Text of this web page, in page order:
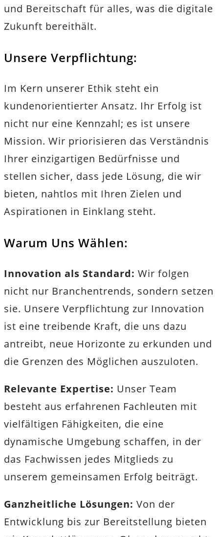
und Bereitschaft für alles, was die digitale
Zukunft bereithält.
Unsere Verpflichtung:
Im Kern unserer Ethik steht ein
kundenorientierter Ansatz. Ihr Erfolg ist
nicht nur eine Kennzahl; es ist unsere
Mission. Wir priorisieren das Verständnis
Ihrer einzigartigen Bedürfnisse und
stellen sicher, dass jede Lösung, die wir
bieten, nahtlos mit Ihren Zielen und
Aspirationen in Einklang steht.
Warum Uns Wählen:
Innovation als Standard: Wir folgen
nicht nur Branchentrends, sondern setzen
sie. Unsere Verpflichtung zur Innovation
ist eine treibende Kraft, die uns dazu
antreibt, neue Horizonte zu erkunden und
die Grenzen des Möglichen auszuloten.
Relevante Expertise: Unser Team
besteht aus erfahrenen Fachleuten mit
vielfältigen Fähigkeiten, die eine
dynamische Umgebung schaffen, in der
das Fachwissen jedes Mitglieds zu
unserem gemeinsamen Erfolg beiträgt.
Ganzheitliche Lösungen: Von der
Entwicklung bis zur Bereitstellung bieten